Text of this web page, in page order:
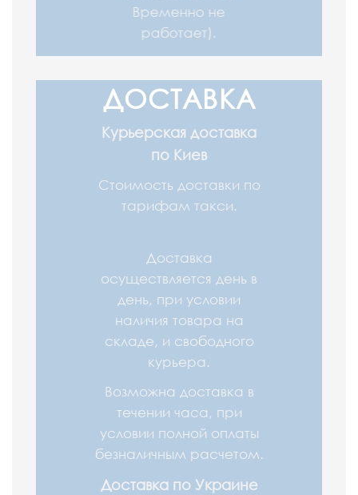
Временно не
работает).
При оплате товара при
получении (послеплата,
наложенный платеж) на
Новой почте, компания
перевозчик взымает
комиссию за возврат
денежных средств,
которая составляет 20
стоимости товара.
ДОСТАВКА
Курьерская доставка
по Киев
Стоимость доставки по
тарифам такси.
Доставка
осуществляется день в
день, при условии
наличия товара на
складе, и свободного
курьера.
Возможна доставка в
течении часа, при
условии полной оплаты
безналичным расчетом.
Доставка по Украине